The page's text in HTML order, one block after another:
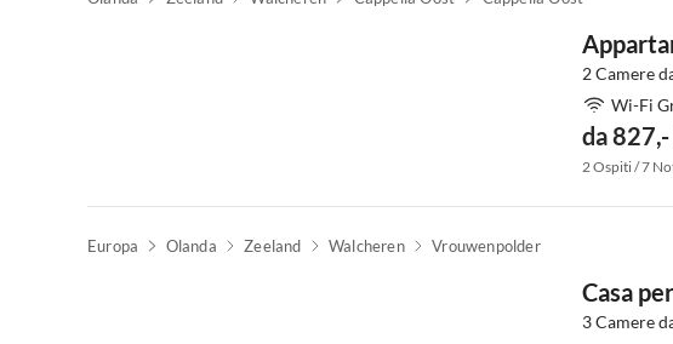
2 Camere
Wi-Fi
da
2 Ospiti / 7
Europa Olanda Zeeland Walcheren Vrouwenpolder
Casa
3 Camere